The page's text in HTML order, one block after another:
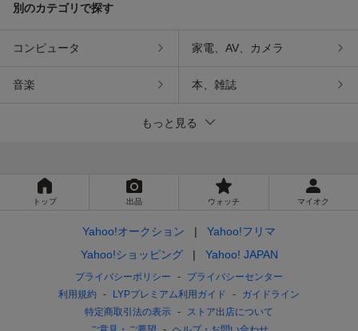
別のカテゴリで探す
コンピュータ 家電、AV、カメラ
音楽 本、雑誌
もっと見る
トップ 出品 ウォッチ マイオク
Yahoo!オークション
Yahoo!フリマ
Yahoo!ショッピング
Yahoo! JAPAN
プライバシーポリシー
プライバシーセンター
利用規約
LYPプレミアム利用ガイド
ガイドライン
特定商取引法の表示
ストア出店について